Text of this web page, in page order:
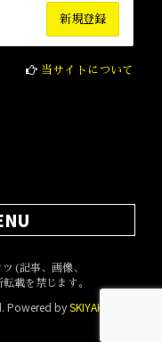
当サイトについて
(記事、画像、
載を禁じます。
Powered bySKIYAKI